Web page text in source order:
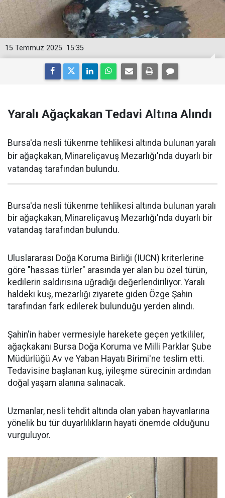
15:35
15 Temmuz 2025
Yaralı Ağaçkakan Tedavi Altına Alındı
Bursa'da nesli tükenme tehlikesi altında bulunan yaralı
bir ağaçkakan, Minareliçavuş Mezarlığı'nda duyarlı bir
vatandaş tarafından bulundu.
Bursa'da nesli tükenme tehlikesi altında bulunan yaralı
bir ağaçkakan, Minareliçavuş Mezarlığı'nda duyarlı bir
vatandaş tarafından bulundu.
Uluslararası Doğa Koruma Birliği (IUCN) kriterlerine
göre "hassas türler" arasında yer alan bu özel türün,
kedilerin saldırısına uğradığı değerlendiriliyor. Yaralı
haldeki kuş, mezarlığı ziyarete giden Özge Şahin
tarafından fark edilerek bulunduğu yerden alındı.
Şahin'in haber vermesiyle harekete geçen yetkililer,
ağaçkakanı Bursa Doğa Koruma ve Milli Parklar Şube
Müdürlüğü Av ve Yaban Hayatı Birimi'ne teslim etti.
Tedavisine başlanan kuş, iyileşme sürecinin ardından
doğal yaşam alanına salınacak.
Uzmanlar, nesli tehdit altında olan yaban hayvanlarına
yönelik bu tür duyarlılıkların hayati önemde olduğunu
vurguluyor.